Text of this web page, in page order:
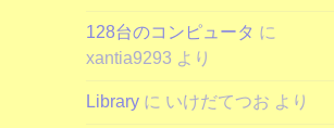
128台のコンピュータ に
xantia9293 より
Library に いけだてつお より